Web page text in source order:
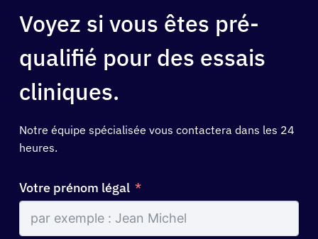
Voyez si vous êtes pré-
qualifié pour des essais
cliniques.
Notre équipe spécialisée vous contactera dans les 24
heures.
Votre prénom légal